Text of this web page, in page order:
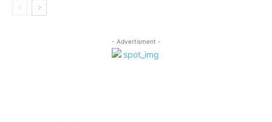
- Advertisment -